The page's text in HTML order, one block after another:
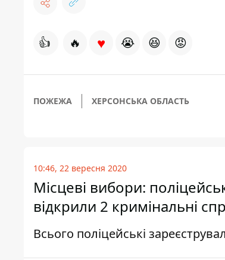
👍 🔥 ♥ 😭 😆 😡
ПОЖЕЖА ХЕРСОНСЬКА ОБЛАСТЬ
10:46, 22 вересня 2020
Місцеві вибори:
відкрили 2 кримінальні
Всього поліцейські